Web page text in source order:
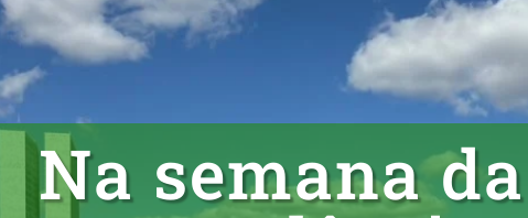
Na semana da